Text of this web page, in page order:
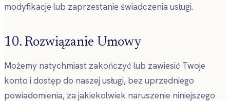
modyfikacje lub zaprzestanie świadczenia usługi.
10. Rozwiązanie Umowy
Możemy natychmiast zakończyć lub zawiesić Twoje
konto i dostęp do naszej usługi, bez uprzedniego
powiadomienia, za jakiekolwiek naruszenie niniejszego